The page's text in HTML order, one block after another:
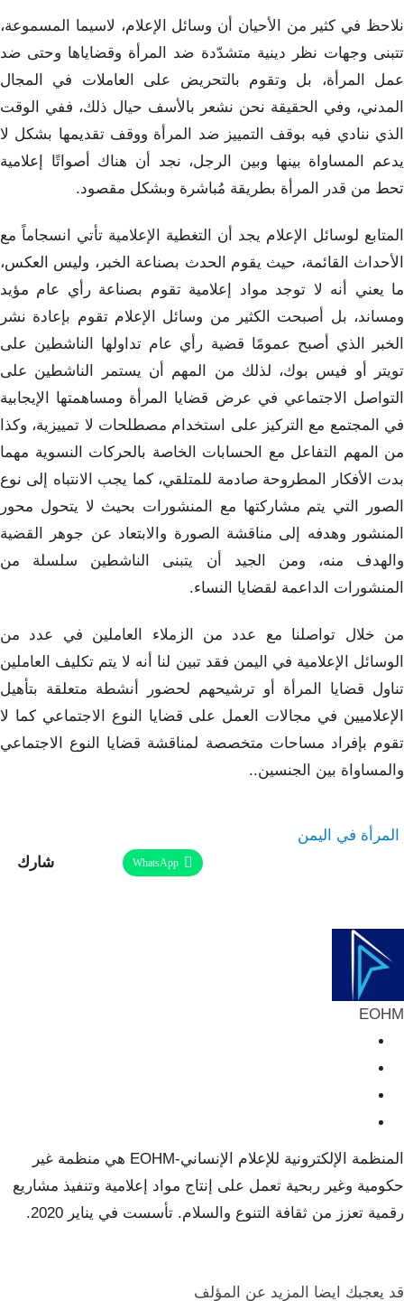
نلاحظ في كثير من الأحيان أن وسائل الإعلام، لاسيما المسموعة،
تتبنى وجهات نظر دينية متشدّدة ضد المرأة وقضاياها وحتى ضد
عمل المرأة، بل وتقوم بالتحريض على العاملات في المجال
المدني، وفي الحقيقة نحن نشعر بالأسف حيال ذلك، ففي الوقت
الذي ننادي فيه بوقف التمييز ضد المرأة ووقف تقديمها بشكل لا
يدعم المساواة بينها وبين الرجل، نجد أن هناك أصواتًا إعلامية
تحط من قدر المرأة بطريقة مُباشرة وبشكل مقصود.
المتابع لوسائل الإعلام يجد أن التغطية الإعلامية تأتي انسجاماً مع
الأحداث القائمة، حيث يقوم الحدث بصناعة الخبر، وليس العكس،
ما يعني أنه لا توجد مواد إعلامية تقوم بصناعة رأي عام مؤيد
ومساند، بل أصبحت الكثير من وسائل الإعلام تقوم بإعادة نشر
الخبر الذي أصبح عمومًا قضية رأي عام تداولها الناشطين على
تويتر أو فيس بوك، لذلك من المهم أن يستمر الناشطين على
التواصل الاجتماعي في عرض قضايا المرأة ومساهمتها الإيجابية
في المجتمع مع التركيز على استخدام مصطلحات لا تمييزية، وكذا
من المهم التفاعل مع الحسابات الخاصة بالحركات النسوية مهما
بدت الأفكار المطروحة صادمة للمتلقي، كما يجب الانتباه إلى نوع
الصور التي يتم مشاركتها مع المنشورات بحيث لا يتحول محور
المنشور وهدفه إلى مناقشة الصورة والابتعاد عن جوهر القضية
والهدف منه، ومن الجيد أن يتبنى الناشطين سلسلة من
المنشورات الداعمة لقضايا النساء.
من خلال تواصلنا مع عدد من الزملاء العاملين في عدد من
الوسائل الإعلامية في اليمن فقد تبين لنا أنه لا يتم تكليف العاملين
تناول قضايا المرأة أو ترشيحهم لحضور أنشطة متعلقة بتأهيل
الإعلاميين في مجالات العمل على قضايا النوع الاجتماعي كما لا
تقوم بإفراد مساحات متخصصة لمناقشة قضايا النوع الاجتماعي
والمساواة بين الجنسين..
المرأة في اليمن
شارك
WhatsApp
EOHM
المنظمة الإلكترونية للإعلام الإنساني-EOHM هي منظمة غير
حكومية وغير ربحية تعمل على إنتاج مواد إعلامية وتنفيذ مشاريع
رقمية تعزز من ثقافة التنوع والسلام. تأسست في يناير 2020.
قد يعجبك ايضا المزيد عن المؤلف